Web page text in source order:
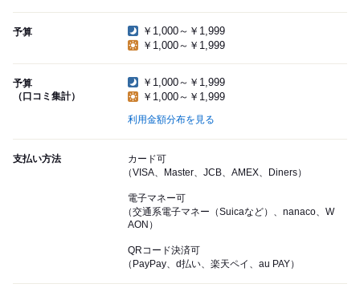
予算
￥1,000～￥1,999
￥1,000～￥1,999
予算
（口コミ集計）
￥1,000～￥1,999
￥1,000～￥1,999
利用金額分布を見る
支払い方法
カード可
（VISA、Master、JCB、AMEX、Diners）
電子マネー可
（交通系電子マネー（Suicaなど）、nanaco、W
AON）
QRコード決済可
（PayPay、d払い、楽天ペイ、au PAY）